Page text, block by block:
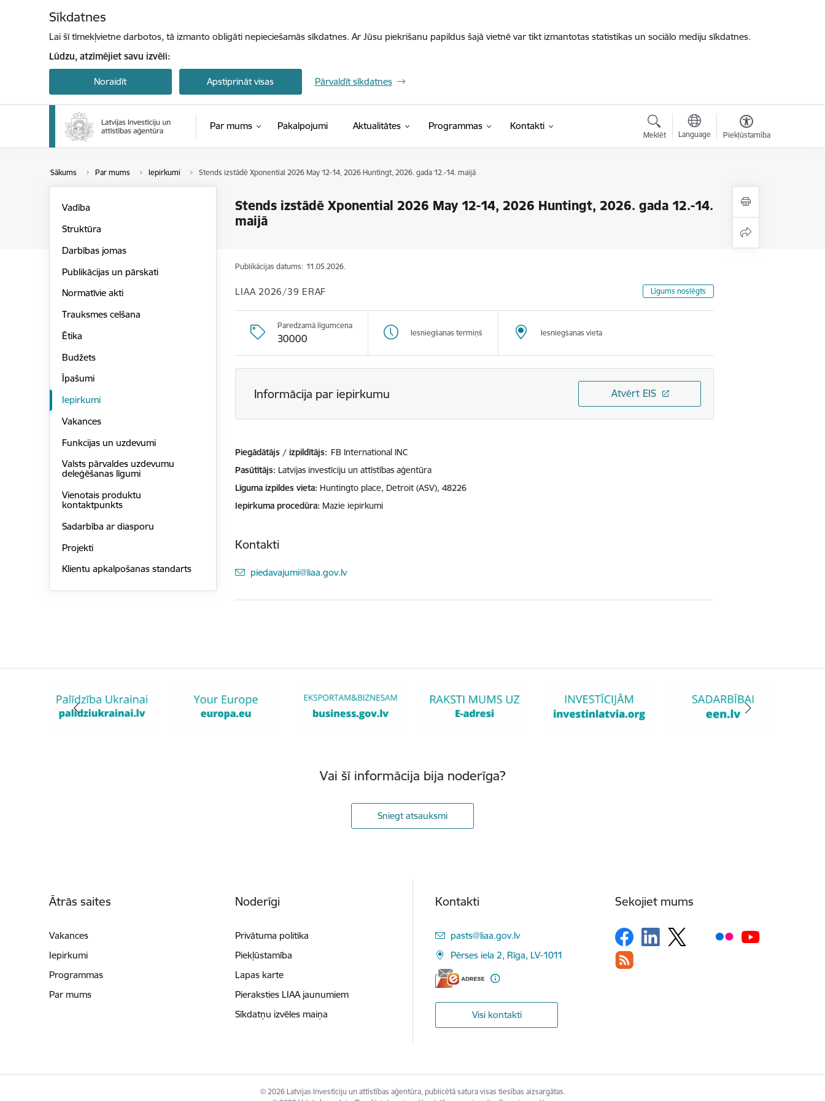
Sīkdatnes
Lai šī tīmekļvietne darbotos, tā izmanto obligāti nepieciešamās sīkdatnes. Ar Jūsu piekrišanu papildus šajā vietnē var tikt izmantotas statistikas un sociālo mediju sīkdatnes.
Lūdzu, atzīmējiet savu izvēli:
Noraidīt Apstiprināt visas Pārvaldīt sīkdatnes
Par mums Pakalpojumi Aktualitātes Programmas Kontakti
Meklēt Language Piekļūstamība
Sākums Par mums Iepirkumi Stends izstādē Xponential 2026 May 12-14, 2026 Huntingt, 2026. gada 12.-14. maijā
Stends izstādē Xponential 2026 May 12-14, 2026 Huntingt, 2026. gada 12.-14.
maijā
Vadība
Struktūra
Darbības jomas
Publikācijas un pārskati
Normatīvie akti
Trauksmes celšana
Ētika
Budžets
Īpašumi
Iepirkumi
Vakances
Funkcijas un uzdevumi
Valsts pārvaldes uzdevumu
deleģēšanas līgumi
Vienotais produktu
kontaktpunkts
Sadarbība ar diasporu
Projekti
Klientu apkalpošanas standarts
Publikācijas datums: 11.05.2026.
LIAA 2026/39 ERAF Līgums noslēgts
Paredzamā līgumcena
30000 Iesniegšanas termiņš Iesniegšanas vieta
Informācija par iepirkumu Atvērt EIS
Piegādātājs / izpildītājs: FB International INC
Pasūtītājs Latvijas investīciju un attīstības aģentūra
Līguma izpildes vieta Huntingto place, Detroit (ASV), 48226
Iepirkuma procedūra Mazie iepirkumi
Kontakti
E-pasts:
piedavajumi@liaa.gov.lv
Vai šī informācija bija noderīga?
Sniegt atsauksmi
Ātrās saites
Vakances
Iepirkumi
Programmas
Par mums
Noderīgi
Privātuma politika
Piekļūstamība
Lapas karte
Pieraksties LIAA jaunumiem
Sīkdatņu izvēles maiņa
Kontakti
E-pasts:
pasts@liaa.gov.lv
Pērses iela 2, Rīga, LV-1011
Visi kontakti
Sekojiet mums
© 2026 Latvijas Investīciju un attīstības aģentūra, publicētā satura visas tiesības aizsargātas.